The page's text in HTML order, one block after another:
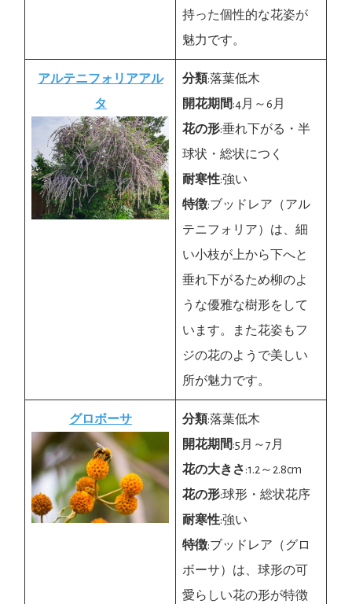
持った個性的な花姿が
魅力です。
アルテニフォリアアル
タ
分類:落葉低木
開花期間:4月～6月
花の形:垂れ下がる・半
球状・総状につく
耐寒性:強い
特徴:ブッドレア（アル
テニフォリア）は、細
い小枝が上から下へと
垂れ下がるため柳のよ
うな優雅な樹形をして
います。また花姿もフ
ジの花のようで美しい
所が魅力です。
グロボーサ 分類:落葉低木
開花期間:5月～7月
花の大きさ:1.2～2.8cm
花の形:球形・総状花序
耐寒性:強い
特徴:ブッドレア（グロ
ボーサ）は、球形の可
愛らしい花の形が特徴